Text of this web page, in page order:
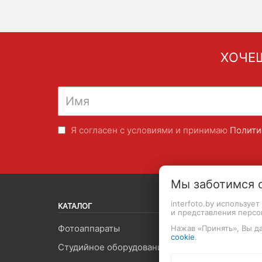
Я согласен с условиями и принимаю
КАТАЛОГ
Фотоаппараты
Студийное оборудование
Мы заботимся
interfoto.by использует
и представления
Нажав «Принять», Вы
cookie.